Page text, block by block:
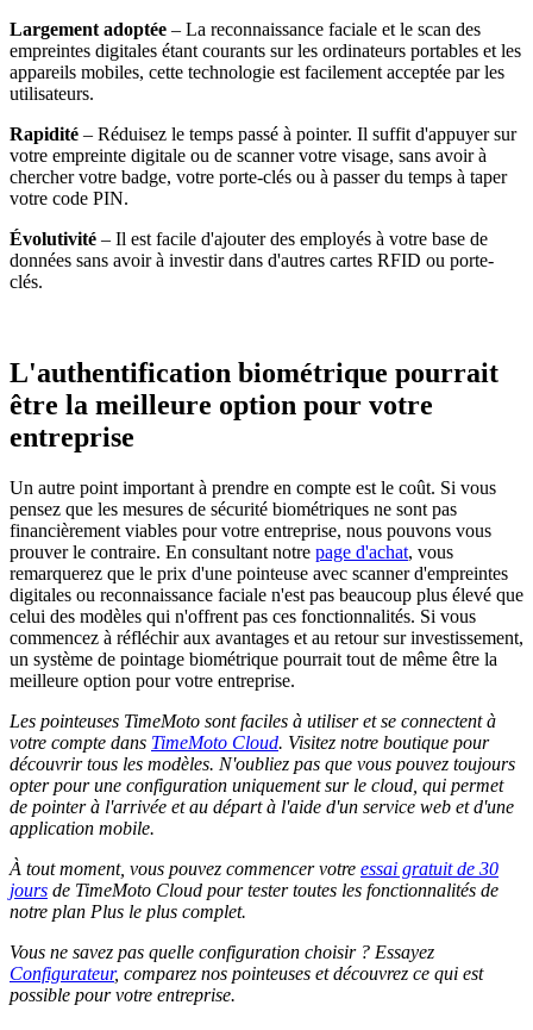
Largement adoptée – La reconnaissance faciale et le scan des
empreintes digitales étant courants sur les ordinateurs portables et les
appareils mobiles, cette technologie est facilement acceptée par les
utilisateurs.
Rapidité – Réduisez le temps passé à pointer. Il suffit d'appuyer sur
votre empreinte digitale ou de scanner votre visage, sans avoir à
chercher votre badge, votre porte-clés ou à passer du temps à taper
votre code PIN.
Évolutivité – Il est facile d'ajouter des employés à votre base de
données sans avoir à investir dans d'autres cartes RFID ou porte-
clés.
L'authentification biométrique pourrait
être la meilleure option pour votre
entreprise
Un autre point important à prendre en compte est le coût. Si vous
pensez que les mesures de sécurité biométriques ne sont pas
financièrement viables pour votre entreprise, nous pouvons vous
prouver le contraire. En consultant notre page d'achat, vous
remarquerez que le prix d'une pointeuse avec scanner d'empreintes
digitales ou reconnaissance faciale n'est pas beaucoup plus élevé que
celui des modèles qui n'offrent pas ces fonctionnalités. Si vous
commencez à réfléchir aux avantages et au retour sur investissement,
un système de pointage biométrique pourrait tout de même être la
meilleure option pour votre entreprise.
Les pointeuses TimeMoto sont faciles à utiliser et se connectent à
votre compte dans TimeMoto Cloud. Visitez notre boutique pour
découvrir tous les modèles. N'oubliez pas que vous pouvez toujours
opter pour une configuration uniquement sur le cloud, qui permet
de pointer à l'arrivée et au départ à l'aide d'un service web et d'une
application mobile.
À tout moment, vous pouvez commencer votre essai gratuit de 30
jours de TimeMoto Cloud pour tester toutes les fonctionnalités de
notre plan Plus le plus complet.
Vous ne savez pas quelle configuration choisir ? Essayez
Configurateur, comparez nos pointeuses et découvrez ce qui est
possible pour votre entreprise.